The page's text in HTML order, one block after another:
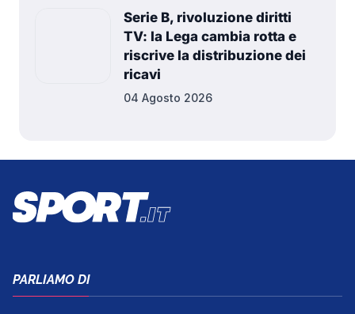
Serie B, rivoluzione diritti
TV: la Lega cambia rotta e
riscrive la distribuzione dei
ricavi
04 Agosto 2026
PARLIAMO DI